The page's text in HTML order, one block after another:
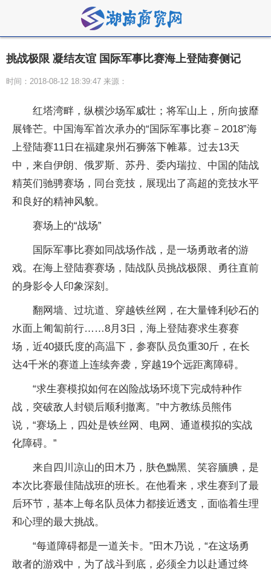
挑战极限 凝结友谊 国际军事比赛海上登陆赛侧记
时间：2018-08-12 18:39:47 来源：
红塔湾畔，纵横沙场军威壮；将军山上，所向披靡
展锋芒。中国海军首次承办的“国际军事比赛－2018”海
上登陆赛11日在福建泉州石狮落下帷幕。过去13天
中，来自伊朗、俄罗斯、苏丹、委内瑞拉、中国的陆战
精英们驰骋赛场，同台竞技，展现出了高超的竞技水平
和良好的精神风貌。
赛场上的“战场”
国际军事比赛如同战场作战，是一场勇敢者的游
戏。在海上登陆赛赛场，陆战队员挑战极限、勇往直前
的身影令人印象深刻。
翻网墙、过坑道、穿越铁丝网，在大量锋利砂石的
水面上匍匐前行……8月3日，海上登陆赛求生赛赛
场，近40摄氏度的高温下，参赛队员负重30斤，在长
达4千米的赛道上连续奔袭，穿越19个远距离障碍。
“求生赛模拟如何在凶险战场环境下完成特种作
战，突破敌人封锁后顺利撤离。”中方教练员熊伟
说，“赛场上，四处是铁丝网、电网、通道模拟的实战
化障碍。”
来自四川凉山的田木乃，肤色黝黑、笑容腼腆，是
本次比赛最佳陆战班的班长。在他看来，求生赛到了最
后环节，基本上每名队员体力都接近透支，面临着生理
和心理的最大挑战。
“每道障碍都是一道关卡。”田木乃说，“在这场勇
敢者的游戏中，为了战斗到底，必须全力以赴通过终